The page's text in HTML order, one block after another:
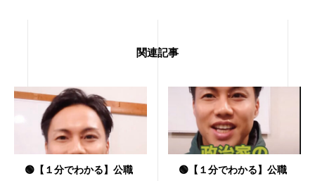
関連記事
🟢【１分でわかる】公職
🟢【１分でわかる】公職